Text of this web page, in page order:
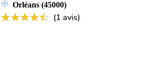
Orléans (45000)
(1 avis)